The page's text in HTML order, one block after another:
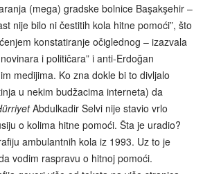
(mega) gradske bolnice Başakşehir –
nije bilo ni čestitih kola hitne pomoći”, što
konstatiranje očiglednog – izazvala
i političara” i anti-Erdoğan
medijima. Ko zna dokle bi to divljalo
u nekim budžacima interneta) da
Abdulkadir Selvi nije stavio vrlo
o kolima hitne pomoći. Šta je uradio?
ambulantnih kola iz 1993. Uz to je
vodim raspravu o hitnoj pomoći.